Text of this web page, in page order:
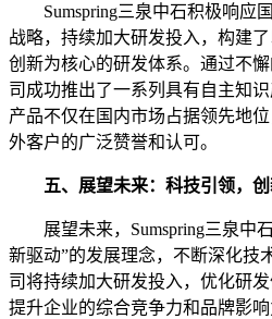
Sumspring三泉中石积极响应
战略，持续加大研发投入，构建
创新为核心的研发体系。通过不
司成功推出了一系列具有自主知
产品不仅在国内市场占据领先地
外客户的广泛赞誉和认可。
五、展望未来：科技引领，创
展望未来，Sumspring三泉中石
新驱动”的发展理念，不断深化技
司将持续加大研发投入，优化研
提升企业的综合竞争力和品牌影响